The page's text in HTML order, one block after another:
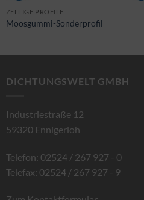
ZELLIGE PROFILE
Moosgummi-Sonderprofil
DICHTUNGSWELT GMBH
Industriestraße 12
59320 Ennigerloh
Telefon: 02524 / 267 927 - 0
Telefax: 02524 / 267 927 - 9